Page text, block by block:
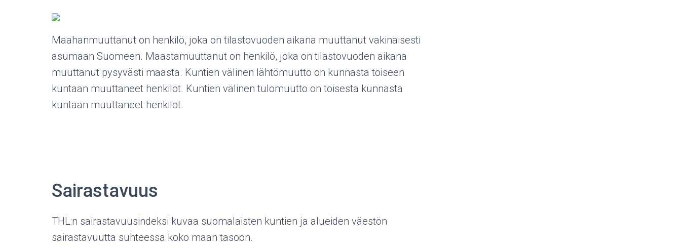
Maahanmuuttanut on henkilö, joka on tilastovuoden aikana muuttanut vakinaisesti
asumaan Suomeen. Maastamuuttanut on henkilö, joka on tilastovuoden aikana
muuttanut pysyvästi maasta. Kuntien välinen lähtömuutto on kunnasta toiseen
kuntaan muuttaneet henkilöt. Kuntien välinen tulomuutto on toisesta kunnasta
kuntaan muuttaneet henkilöt.
Sairastavuus
THL:n sairastavuusindeksi kuvaa suomalaisten kuntien ja alueiden väestön
sairastavuutta suhteessa koko maan tasoon.